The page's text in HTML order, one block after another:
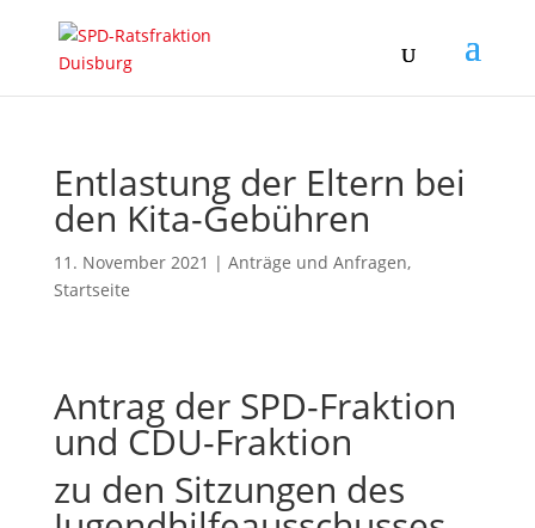
Entlastung der Eltern bei
den Kita-Gebühren
11. November 2021 | Anträge und Anfragen,
Startseite
Antrag der SPD-Fraktion
und CDU-Fraktion
zu den Sitzungen des